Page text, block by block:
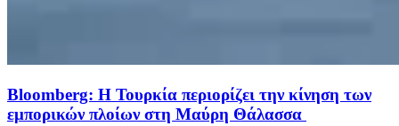
Bloomberg: Η Τουρκία περιορίζει την κίνηση των
εμπορικών πλοίων στη Μαύρη Θάλασσα